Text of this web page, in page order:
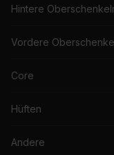
Hintere
Vordere
Core
Hüften
Andere